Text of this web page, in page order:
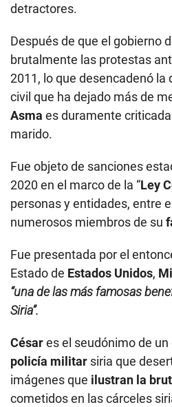
detractores.
Después de que el gobierno
brutalmente las protestas
2011, lo que desencadenó la
civil que ha dejado más de
Asma es duramente
marido.
Fue objeto de sanciones
2020 en el marco de la “Ley
personas y entidades, entre
numerosos miembros de su
Fue presentada por el
Estado de Estados Unidos,
“una de las más famosas
Siria”.
Césares el seudónimo de
policía militar siria que
imágenes que ilustran la
cometidos en las cárceles